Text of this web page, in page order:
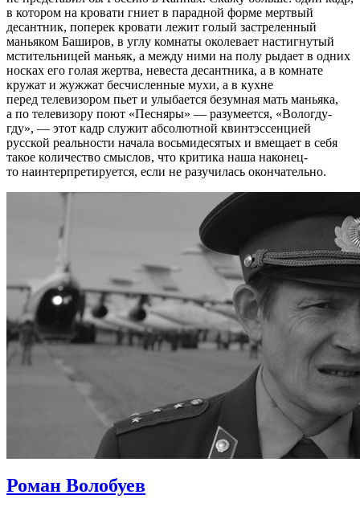
в котором на кровати гниет в парадной форме мертвый
десантник, поперек кровати лежит голый застреленный
маньяком Баширов, в углу комнаты околевает настигнутый
мстительницей маньяк, а между ними на полу рыдает в одних
носках его голая жертва, невеста десантника, а в комнате
кружат и жужжат бесчисленные мухи, а в кухне
перед телевизором пьет и улыбается безумная мать маньяка,
а по телевизору поют «Песняры» — разумеется, «Вологду-
гду», — этот кадр служит абсолютной квинтэссенцией
русской реальности начала восьмидесятых и вмещает в себя
такое количество смыслов, что критика наша наконец-
то наинтерпретируется, если не разучилась окончательно.
Роман Волобуев